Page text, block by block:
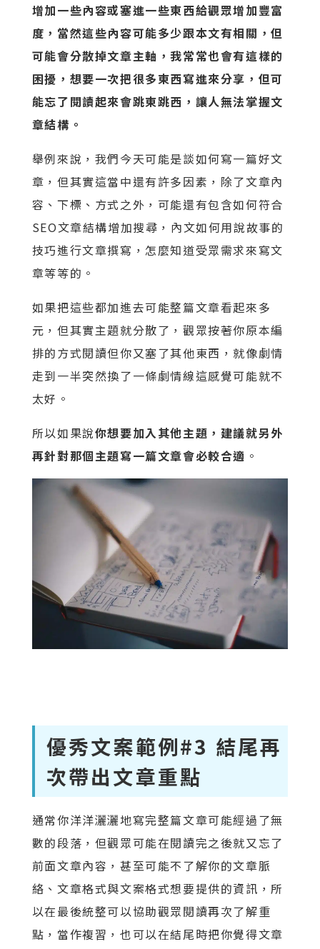
增加一些內容或塞進一些東西給觀眾增加豐富
度，當然這些內容可能多少跟本文有相關，但
可能會分散掉文章主軸，我常常也會有這樣的
困擾，想要一次把很多東西寫進來分享，但可
能忘了閱讀起來會跳東跳西，讓人無法掌握文
章結構。
舉例來說，我們今天可能是談如何寫一篇好文
章，但其實這當中還有許多因素，除了文章內
容、下標、方式之外，可能還有包含如何符合
SEO文章結構增加搜尋，內文如何用說故事的
技巧進行文章撰寫，怎麼知道受眾需求來寫文
章等等的。
如果把這些都加進去可能整篇文章看起來多
元，但其實主題就分散了，觀眾按著你原本編
排的方式閱讀但你又塞了其他東西，就像劇情
走到一半突然換了一條劇情線這感覺可能就不
太好。
所以如果說你想要加入其他主題，建議就另外
再針對那個主題寫一篇文章會必較合適 。
優秀文案範例#3 結尾再
次帶出文章重點
通常你洋洋灑灑地寫完整篇文章可能經過了無
數的段落，但觀眾可能在閱讀完之後就又忘了
前面文章內容，甚至可能不了解你的文章脈
絡、文章格式與文案格式想要提供的資訊，所
以在最後統整可以協助觀眾閱讀再次了解重
點，當作複習，也可以在結尾時把你覺得文章